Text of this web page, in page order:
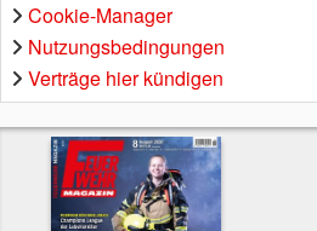
Cookie-Manager
Nutzungsbedingungen
Verträge hier kündigen